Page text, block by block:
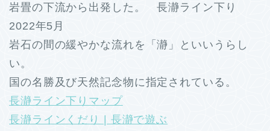
岩畳の下流から出発した。 長瀞ライン下り
2022年5月
岩石の間の緩やかな流れを「瀞」といいうらし
い。
国の名勝及び天然記念物に指定されている。
長瀞ライン下りマップ
長瀞ラインくだり | 長瀞で遊ぶ